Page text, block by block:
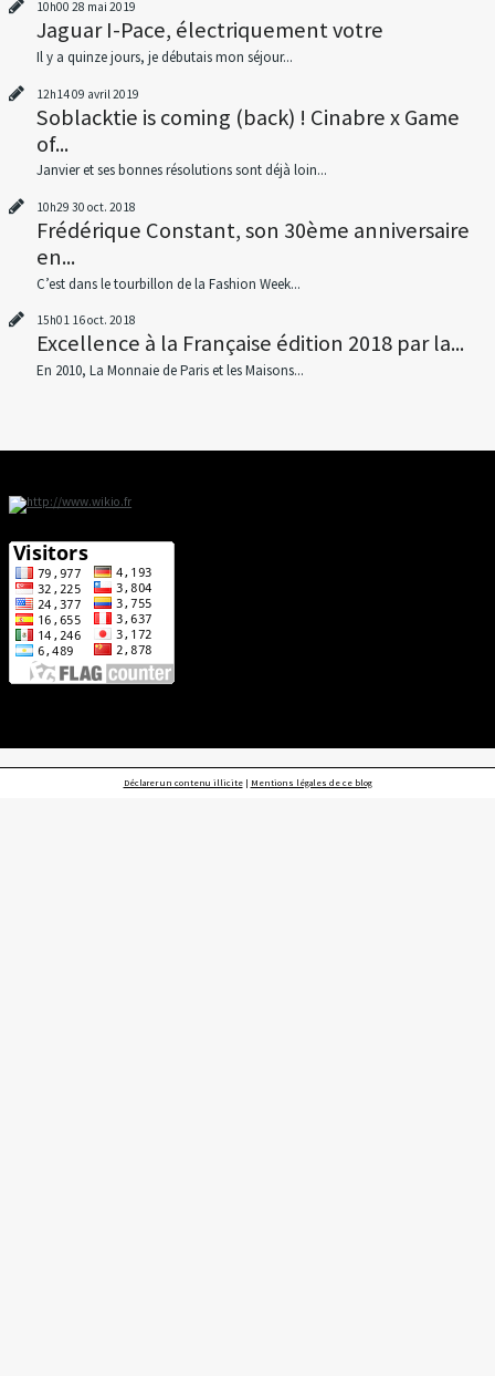
10h00 28 mai 2019
Jaguar I-Pace, électriquement votre
Il y a quinze jours, je débutais mon séjour...
12h1409 avril 2019
Soblacktie is coming (back) ! Cinabre x Game
of...
Janvier et ses bonnes résolutions sont déjà loin...
10h29 30 oct. 2018
Frédérique Constant, son 30ème anniversaire
en...
C’est dans le tourbillon de la Fashion Week...
15h01 16oct. 2018
Excellence à la Française édition 2018 par la...
En 2010, La Monnaie de Paris et les Maisons...
Déclarer un contenu illicite| Mentions légales de ce blog